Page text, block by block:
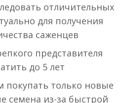
отличительных
для получения
саженцев
представителя
до 5 лет
покупать только новые
семена из-за быстрой